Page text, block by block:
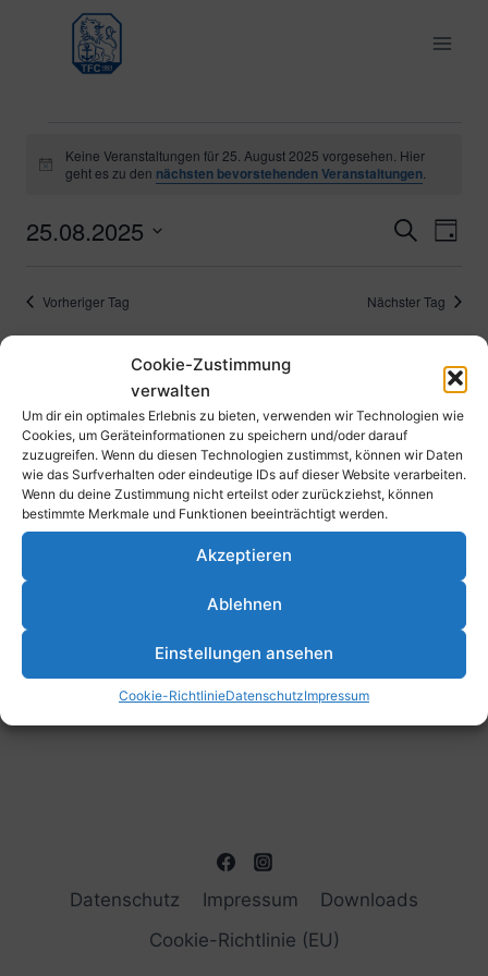
Cookie-Zustimmung
verwalten
Um dir ein optimales Erlebnis zu bieten, verwenden wir Technologien wie
Cookies, um Geräteinformationen zu speichern und/oder darauf
zuzugreifen. Wenn du diesen Technologien zustimmst, können wir Daten
wie das Surfverhalten oder eindeutige IDs auf dieser Website verarbeiten.
Wenn du deine Zustimmung nicht erteilst oder zurückziehst, können
bestimmte Merkmale und Funktionen beeinträchtigt werden.
Akzeptieren
Ablehnen
Einstellungen ansehen
Cookie-RichtlinieDatenschutzImpressum
springen
Veranstaltungen
25.
August
Hinweis
Keine Veranstaltungen für 25. August 2025 vorgesehen. Hier
geht es zu den nächsten bevorstehenden Veranstaltungen.
und
SucheTag
25.08.2025
wählen.
Vorheriger Tag Nächster Tag
Kalender abonnieren
Datenschutz Impressum
Downloads
Cookie-Richtlinie (EU)